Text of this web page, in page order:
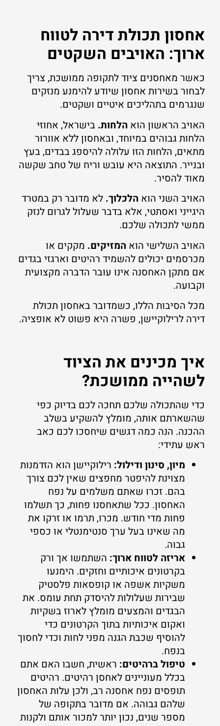
אחסון תכולת דירה לטווח
ארוך: האויבים השקטים
כאשר מאחסנים ציוד לתקופה ממושכת, צריך
לבחור בשירות אחסון שיודע להימנע מנזקים
שנגרמים בתהליכים איטיים ושקטים.
האויב הראשון הוא הלחות. בישראל, אחוזי
הלחות גבוהים במיוחד, ובאחסון ללא אוורור
מתאים, הלחות הזו עלולה להיספג בבדים, בעץ
ובנייר. התוצאה היא עובש וריח של טחב שקשה
מאוד להסיר.
האויב השני הוא הלכלוך.לא מדובר רק במטרד
היגייני ואסתטי, אלא בדבר שעלול לגרום לנזק
ממשי לתכולה שלכם.
האויב השלישי הוא המזיקים. מקקים או
מכרסמים יכולים להשמיד רהיטים וארגזי בגדים
אם מתקן האחסנה אינו עובר הדברה מקצועית
וקבועה.
מכל הסיבות הללו, כשמדובר באחסון תכולת
דירה לרילוקיישן, פשרה היא פשוט לא אופציה.
איך מכינים את הציוד
לשהייה ממושכת?
כדי שהתכולה שלכם תחכה לכם בדיוק כפי
שהשארתם אותה, מומלץ להשקיע בשלב
ההכנה. הנה כמה דגשים שיחסכו לכם כאב
ראש עתידי:
מיון, סינון ודילול: רילוקיישן הוא הזדמנות
מצוינת להיפטר מחפצים שאין לכם צורך
בהם. זכרו שאתם משלמים על נפח
האחסון. ככל שתאחסנו פחות, כך תשלמו
פחות מדי חודש. מכרו, תרמו או זרקו את
מה שאינו בעל ערך סנטימנטלי או כספי
גבוה.
אריזה לטווח ארוך: השתמשו אך ורק
בקרטונים איכותיים וחזקים. הימנעו
משקיות אשפה או קופסאות פלסטיק
שבירות שעלולות להיסדק תחת עומס. את
הבגדים והמצעים מומלץ לארוז בשקיות
ואקום איכותיות בתוך הקרטונים כדי
להוסיף שכבת הגנה מפני לחות וכדי לחסוך
בנפח.
טיפול ברהיטים: ראשית, חשבו האם אתם
בכלל מעוניינים לאחסן רהיטים. רהיטים
תופסים נפח אחסנה רב, ולכן עלות האחסון
שלהם גבוהה. אם מדובר בתקופה של
מספר שנים, נכון יותר למכור אותם ולקנות